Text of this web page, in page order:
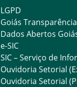
LGPD
Goiás Transparência
Dados Abertos
e-SIC
SIC – Serviço de
Ouvidoria Setorial
Ouvidoria Setorial